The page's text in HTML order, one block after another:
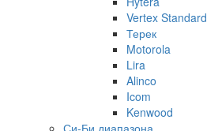
Vertex Standard
Терек
Motorola
Lira
Alinco
Icom
Kenwood
Си-Би диапазона